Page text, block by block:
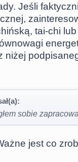
Jeśli
tai-chi
niżej
sobie
jest co